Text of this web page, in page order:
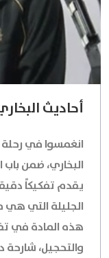
أحاديث
انغمسوا في
البخاري، ضمن باب
يقدم تفكيكاً
الجليلة التي
هذه المادة في
والتحجيل، شارحة